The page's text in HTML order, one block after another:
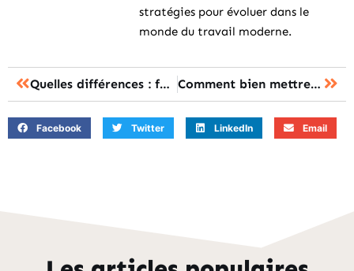
stratégies pour évoluer dans le
monde du travail moderne.
Quelles différences : formation continue ou initiale ? Comment bien mettre une note sur 20 ?
Facebook Twitter LinkedIn Email